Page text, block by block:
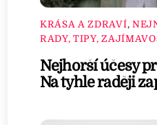
KRÁSA A ZDRAVÍ,
RADY, TIPY,
Nejhorší účesy
Na tyhle raději